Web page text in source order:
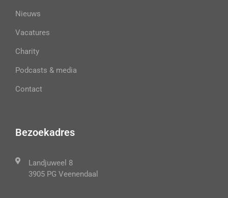
Nieuws
Vacatures
Charity
Podcasts & media
Contact
Bezoekadres
Landjuweel 8
3905 PG Veenendaal